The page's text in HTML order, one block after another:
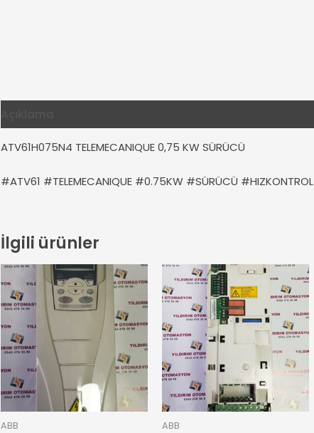
ATV61H075N4 TELEMECANIQUE 0,75 KW SÜRÜCÜ
#ATV61 #TELEMECANIQUE #0.75KW #SÜRÜCÜ #HIZKONTROL
İlgili ürünler
ABB ABB